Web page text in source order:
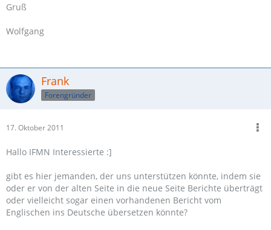
Gruß
Wolfgang
Frank
Forengründer
17. Oktober 2011
Hallo IFMN Interessierte :]
gibt es hier jemanden, der uns unterstützen könnte, indem sie
oder er von der alten Seite in die neue Seite Berichte überträgt
oder vielleicht sogar einen vorhandenen Bericht vom
Englischen ins Deutsche übersetzen könnte?